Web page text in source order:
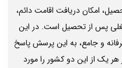
امکان دریافت اقامت دائم،
پس از تحصیل است. در این
و جامع، به این پرسش پاسخ
یک از این دو کشور را مورد